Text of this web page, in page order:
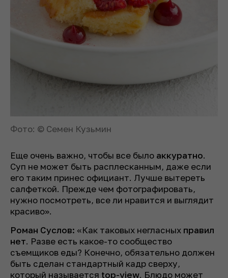
Фото: © Семен Кузьмин
Еще очень важно, чтобы все было аккуратно.
Суп не может быть расплесканным, даже если
его таким принес официант. Лучше вытереть
салфеткой. Прежде чем фотографировать,
нужно посмотреть, все ли нравится и выглядит
красиво».
Роман Суслов: «Как таковых негласных правил
нет. Разве есть какое-то сообщество
съемщиков еды? Конечно, обязательно должен
быть сделан стандартный кадр сверху,
который называется top-view. Блюдо может